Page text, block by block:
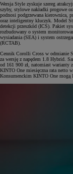
Wersja Style zyskuje szereg
szyby, stylowe nakładki progowe
podnosi podgrzewana kierownica,
oraz inteligentny kluczyk. Model
detekcji przeszkód (ICS). Pakiet
rozbudowany o system
wysiadania (SEA) i system
(RCTAB).
Cennik Corolli Cross w odmianie
za wersję z napędem 1.8 Hybrid.
od 161 900 zł, natomiast warianty
KINTO One miesięczna rata netto
Konsumenckim KINTO One mogą